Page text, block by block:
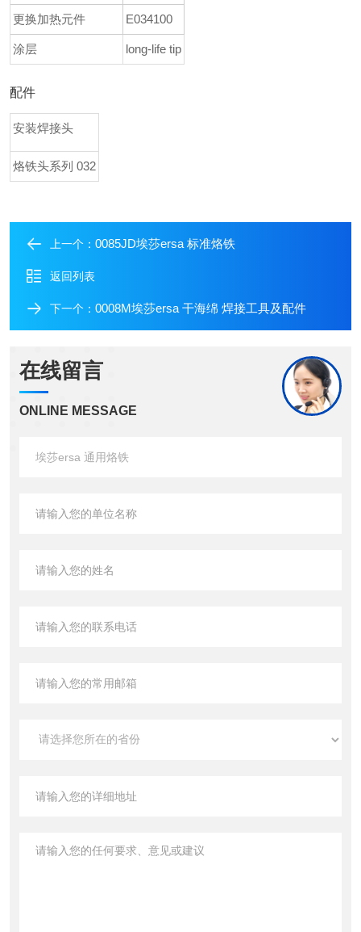
更换加热元件 E034100
涂层 long-life tip
配件
安装焊接头
烙铁头系列 032
上一个： 0085JD埃莎ersa 标准烙铁
返回列表
下一个： 0008M埃莎ersa 干海绵 焊接工具及配件
在线留言
ONLINE MESSAGE